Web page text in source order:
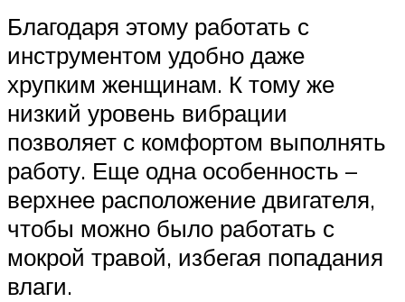
Благодаря этому работать с
инструментом удобно даже
хрупким женщинам. К тому же
низкий уровень вибрации
позволяет с комфортом выполнять
работу. Еще одна особенность –
верхнее расположение двигателя,
чтобы можно было работать с
мокрой травой, избегая попадания
влаги.